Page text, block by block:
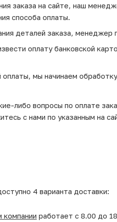
заказа на сайте, наш
способа оплаты.
деталей заказа, менеджер
оплату банковской
мы начинаем
либо вопросы по оплате
с нами по указанным на
4 варианта доставки:
компании работает с 8.00 до